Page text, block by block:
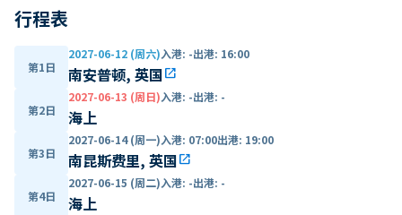
行程表
第1日
2027-06-12 (周六)入港: -出港: 16:00
南安普顿, 英国open_in_new
第2日
2027-06-13 (周日)入港: -出港: -
海上
第3日
2027-06-14 (周一)入港: 07:00出港: 19:00
南昆斯费里, 英国open_in_new
第4日
2027-06-15 (周二)入港: -出港: -
海上